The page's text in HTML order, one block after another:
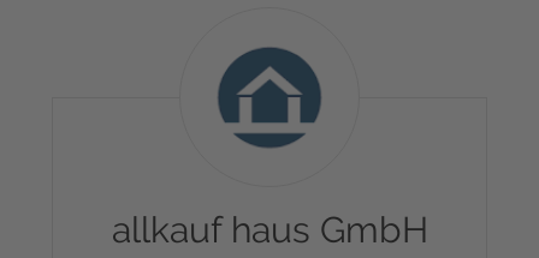
haus
GmbH
allkauf haus GmbH